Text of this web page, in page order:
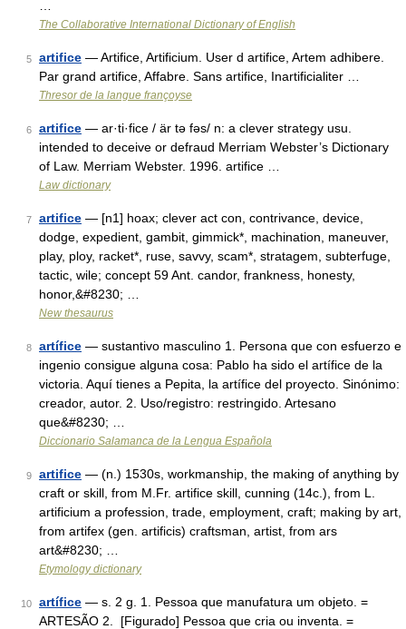
The Collaborative International Dictionary of English
5 artifice — Artifice, Artificium. User d artifice, Artem adhibere.
Par grand artifice, Affabre. Sans artifice, Inartificialiter …
Thresor de la langue françoyse
6 artifice — ar·ti·fice / är tə fəs/ n: a clever strategy usu.
intended to deceive or defraud Merriam Webster’s Dictionary
of Law. Merriam Webster. 1996. artifice …
Law dictionary
7 artifice — [n1] hoax; clever act con, contrivance, device,
dodge, expedient, gambit, gimmick*, machination, maneuver,
play, ploy, racket*, ruse, savvy, scam*, stratagem, subterfuge,
tactic, wile; concept 59 Ant. candor, frankness, honesty,
honor,&#8230; …
New thesaurus
8 artífice — sustantivo masculino 1. Persona que con esfuerzo e
ingenio consigue alguna cosa: Pablo ha sido el artífice de la
victoria. Aquí tienes a Pepita, la artífice del proyecto. Sinónimo:
creador, autor. 2. Uso/registro: restringido. Artesano
que&#8230; …
Diccionario Salamanca de la Lengua Española
9 artifice — (n.) 1530s, workmanship, the making of anything by
craft or skill, from M.Fr. artifice skill, cunning (14c.), from L.
artificium a profession, trade, employment, craft; making by art,
from artifex (gen. artificis) craftsman, artist, from ars
art&#8230; …
Etymology dictionary
10 artífice — s. 2 g. 1. Pessoa que manufatura um objeto. =
ARTESÃO 2. [Figurado] Pessoa que cria ou inventa. =